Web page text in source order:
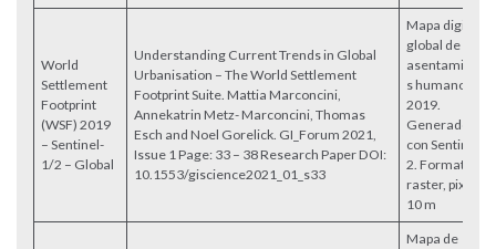
World
Settlement
Footprint
(WSF) 2019
– Sentinel-
1/2 – Global
Understanding Current Trends in Global
Urbanisation – The World Settlement
Footprint Suite. Mattia Marconcini,
Annekatrin Metz- Marconcini, Thomas
Esch and Noel Gorelick. GI_Forum 2021,
Issue 1 Page: 33 – 38 Research Paper DOI:
10.1553/giscience2021_01_s33
Mapa digital
global de
asentamiento
s humanos,
2019.
Generado
con Sentinel-
2. Formato
raster, pixel
10 m
Mapa de